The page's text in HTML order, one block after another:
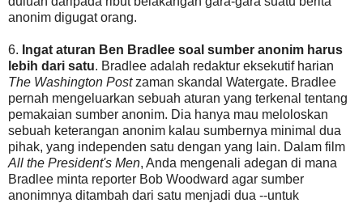
anonim digugat orang.
6. Ingat aturan Ben Bradlee soal sumber anonim harus
lebih dari satu. Bradlee adalah redaktur eksekutif harian
The Washington Postzaman skandal Watergate. Bradlee
pernah mengeluarkan sebuah aturan yang terkenal tentang
pemakaian sumber anonim. Dia hanya mau meloloskan
sebuah keterangan anonim kalau sumbernya minimal dua
pihak, yang independen satu dengan yang lain. Dalam film
All the President's Men, Anda mengenali adegan di mana
Bradlee minta reporter Bob Woodward agar sumber
anonimnya ditambah dari satu menjadi dua --untuk